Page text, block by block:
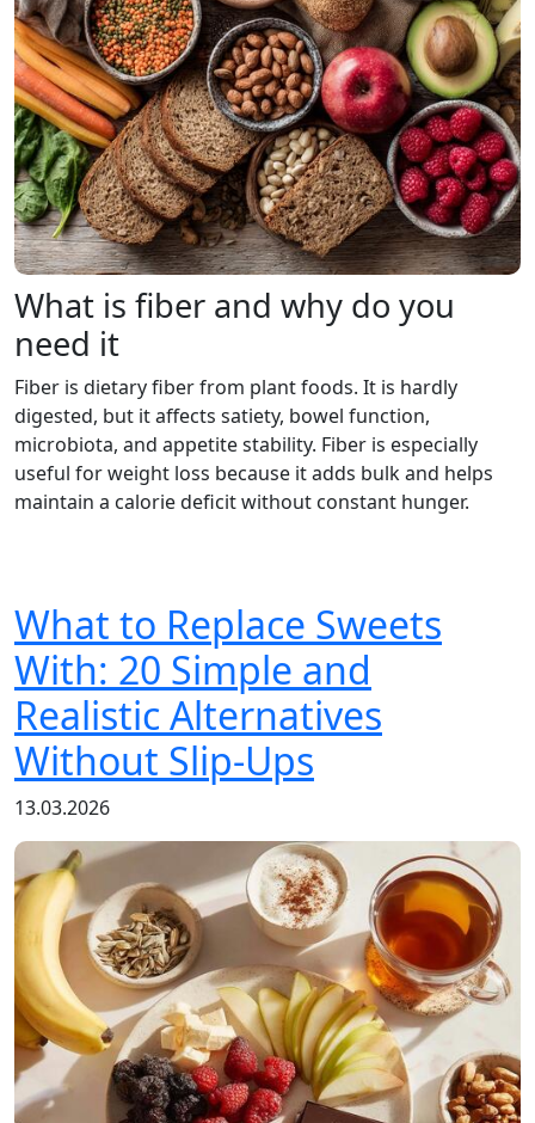
What is fiber and why do you
need it
Fiber is dietary fiber from plant foods. It is hardly
digested, but it affects satiety, bowel function,
microbiota, and appetite stability. Fiber is especially
useful for weight loss because it adds bulk and helps
maintain a calorie deficit without constant hunger.
What to Replace Sweets
With: 20 Simple and
Realistic Alternatives
Without Slip-Ups
13.03.2026